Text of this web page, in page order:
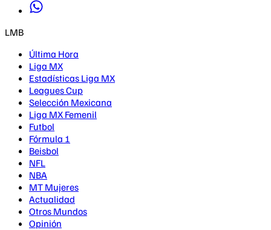
LMB
Última Hora
Liga MX
Estadísticas Liga MX
Leagues Cup
Selección Mexicana
Liga MX Femenil
Futbol
Fórmula 1
Beisbol
NFL
NBA
MT Mujeres
Actualidad
Otros Mundos
Opinión